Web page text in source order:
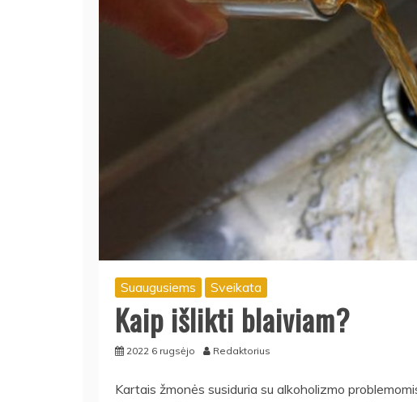
Suaugusiems Sveikata
Kaip išlikti blaiviam?
2022 6 rugsėjo Redaktorius
Kartais žmonės susiduria su alkoholizmo